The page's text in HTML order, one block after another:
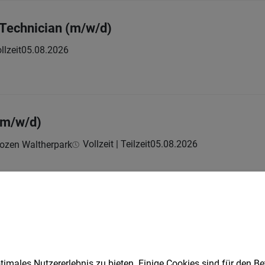
(m/w/d)
05.08.2026
w/d)
Waltherpark Vollzeit | Teilzeit05.08.2026